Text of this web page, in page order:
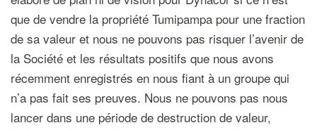
que de vendre la propriété Tumipampa pour une fraction
de sa valeur et nous ne pouvons pas risquer l’avenir de
la Société et les résultats positifs que nous avons
récemment enregistrés en nous fiant à un groupe qui
n’a pas fait ses preuves. Nous ne pouvons pas nous
lancer dans une période de destruction de valeur,